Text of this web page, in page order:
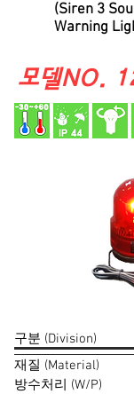
(Siren 3
Warning
모델NO.
​구분 (Division)
​재질 (Material)
​방수처리 (W/P)